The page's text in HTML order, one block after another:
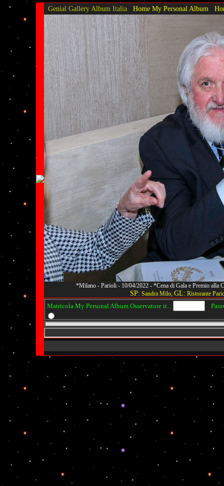
Genial Gallery Album Italia Home My Personal Album
*Milano - Parioli - 10/04/2022 - *Cena di Gala e Premio
SP: Sandra Milo, GL: Ristorante
Matricola My Personal Album Osservatore it...